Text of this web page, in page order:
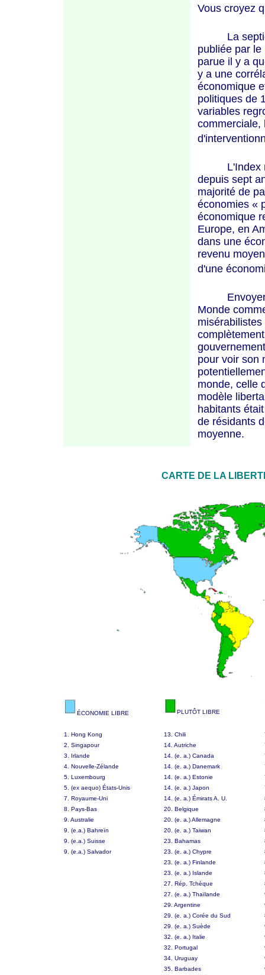
Vous croyez
La
publiée par le
parue il y a
y a une
économique
politiques de
variables
commerciale,
L'Index
depuis sept
majorité de
économies «
économique
Europe, en
dans une
revenu
d'une
Envoyer
Monde
pour voir son
monde, celle
modèle
habitants
de résidants
moyenne.
CARTE DE LA
ÉCONOMIE LIBRE PLUTÔT LIBRE
1. Hong Kong
2. Singapour
3. Irlande
4. Nouvelle-Zélande
5. Luxembourg
5. (ex aequo) États-Unis
7. Royaume-Uni
8. Pays-Bas
9. Australie
9. (e.a.) Bahreïn
9. (e.a.) Suisse
9. (e.a.) Salvador
13. Chili
14. Autriche
14. (e. a.) Canada
14. (e. a.) Danemark
14. (e. a.) Estonie
14. (e. a.) Japon
14. (e. a.) Émirats A. U.
20. Belgique
20. (e. a.) Allemagne
20. (e. a.) Taiwan
23. Bahamas
23. (e. a.) Chypre
23. (e. a.) Finlande
23. (e. a.) Islande
27. Rép. Tchèque
27. (e. a.) Thaïlande
29. Argentine
29. (e. a.) Corée du Sud
29. (e. a.) Suède
32. (e. a.) Italie
32. Portugal
34. Uruguay
35. Barbades